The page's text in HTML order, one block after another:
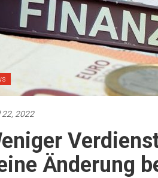
22, 2022
Änderung